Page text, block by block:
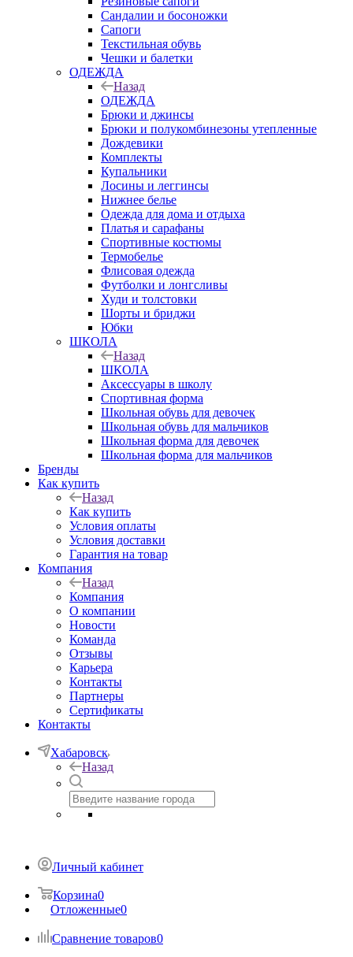
Сандалии и босоножки
Сапоги
Текстильная обувь
Чешки и балетки
ОДЕЖДА
Назад
ОДЕЖДА
Брюки и джинсы
Брюки и полукомбинезоны утепленные
Дождевики
Комплекты
Купальники
Лосины и леггинсы
Нижнее белье
Одежда для дома и отдыха
Платья и сарафаны
Спортивные костюмы
Термобелье
Флисовая одежда
Футболки и лонгсливы
Худи и толстовки
Шорты и бриджи
Юбки
ШКОЛА
Назад
ШКОЛА
Аксессуары в школу
Спортивная форма
Школьная обувь для девочек
Школьная обувь для мальчиков
Школьная форма для девочек
Школьная форма для мальчиков
Бренды
Как купить
Назад
Как купить
Условия оплаты
Условия доставки
Гарантия на товар
Компания
Назад
Компания
О компании
Новости
Команда
Отзывы
Карьера
Контакты
Партнеры
Сертификаты
Контакты
Хабаровск
Назад
Личный кабинет
Корзина0
Отложенные0
Сравнение товаров0